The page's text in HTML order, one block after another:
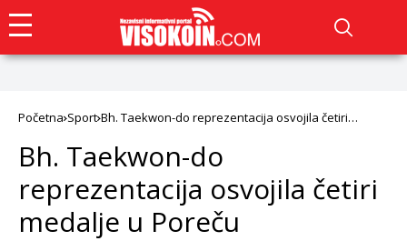
Početna Sport Bh. Taekwon-do reprezentacija osvojila četiri
Bh. Taekwon-do
reprezentacija osvojila četiri
medalje u Poreču